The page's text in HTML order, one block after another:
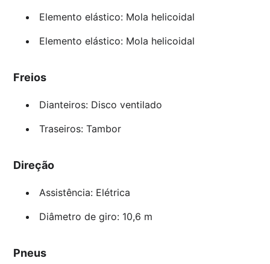
Elemento elástico: Mola helicoidal
Elemento elástico: Mola helicoidal
Freios
Dianteiros: Disco ventilado
Traseiros: Tambor
Direção
Assistência: Elétrica
Diâmetro de giro: 10,6 m
Pneus